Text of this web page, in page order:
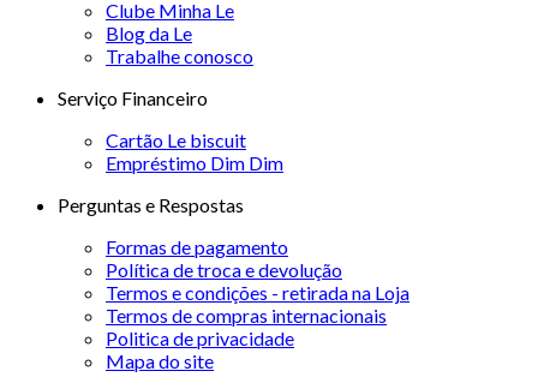
Clube Minha Le
Blog da Le
Trabalhe conosco
Serviço Financeiro
Cartão Le biscuit
Empréstimo Dim Dim
Perguntas e Respostas
Formas de pagamento
Política de troca e devolução
Termos e condições - retirada na Loja
Termos de compras internacionais
Politica de privacidade
Mapa do site